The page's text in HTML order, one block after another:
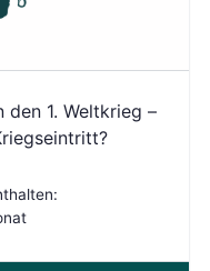
1. Weltkrieg –